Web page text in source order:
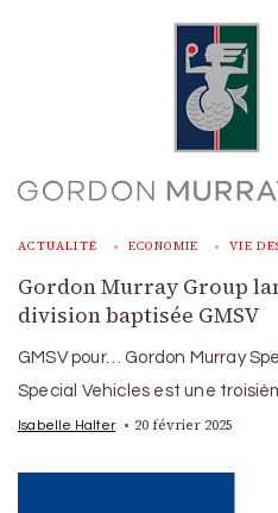
ACTUALITÉ ECONOMIE VIE
Gordon Murray Group
division baptisée GMSV
GMSV pour… Gordon Murray
Special Vehicles est une
Isabelle Halter 20 février 2025